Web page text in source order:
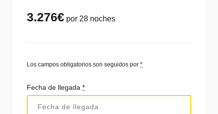
3.276€ por 28 noches
Los campos obligatorios son seguidos por *
Fecha de llegada *